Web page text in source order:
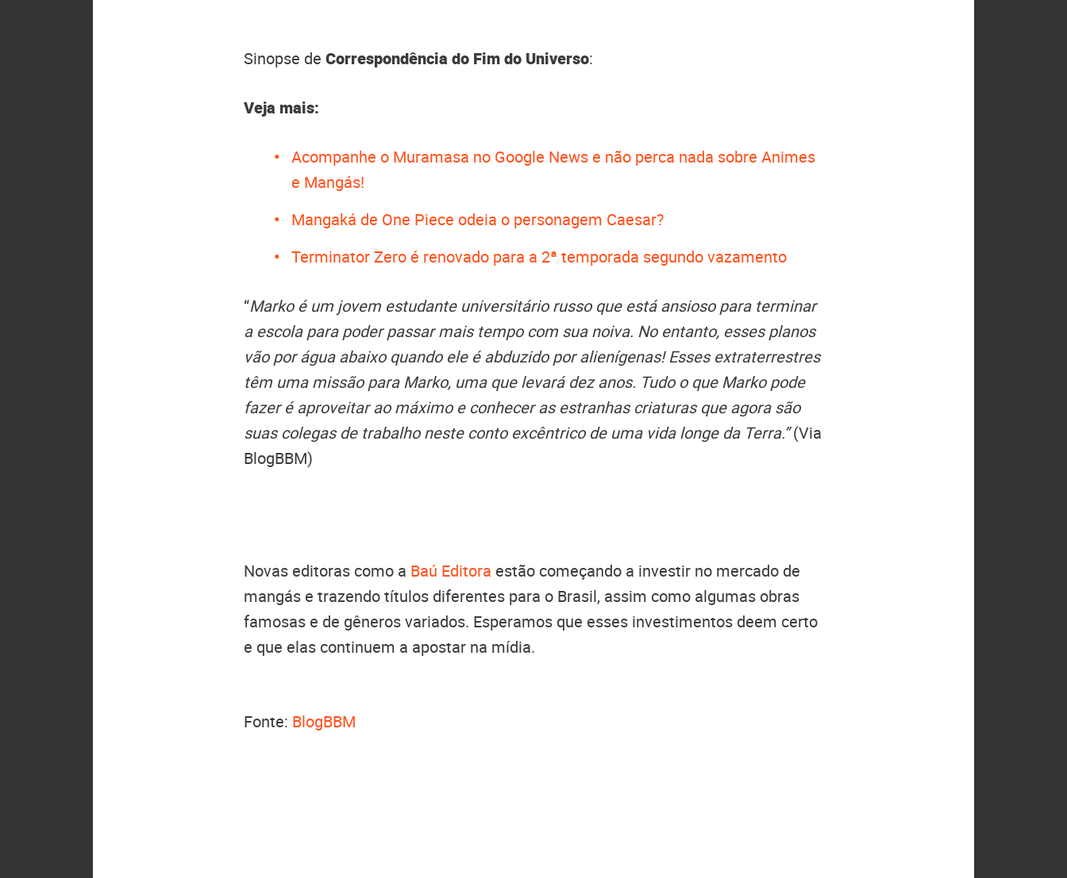
Sinopse de Correspondência do Fim do Universo:
Veja mais:
Acompanhe o Muramasa no Google News e não perca nada sobre Animes
e Mangás!
Mangaká de One Piece odeia o personagem Caesar?
Terminator Zero é renovado para a 2ª temporada segundo vazamento
“Marko é um jovem estudante universitário russo que está ansioso para terminar
a escola para poder passar mais tempo com sua noiva. No entanto, esses planos
vão por água abaixo quando ele é abduzido por alienígenas! Esses extraterrestres
têm uma missão para Marko, uma que levará dez anos. Tudo o que Marko pode
fazer é aproveitar ao máximo e conhecer as estranhas criaturas que agora são
suas colegas de trabalho neste conto excêntrico de uma vida longe da Terra.”(Via
BlogBBM)
Novas editoras como a Baú Editora estão começando a investir no mercado de
mangás e trazendo títulos diferentes para o Brasil, assim como algumas obras
famosas e de gêneros variados. Esperamos que esses investimentos deem certo
e que elas continuem a apostar na mídia.
Fonte: BlogBBM